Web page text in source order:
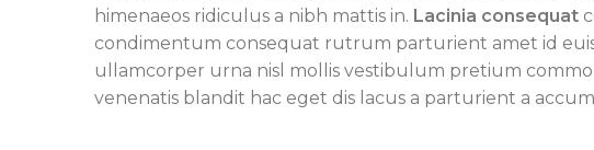
himenaeos ridiculus a nibh mattis in. Lacinia consequat
condimentum consequat rutrum parturient amet id
ullamcorper urna nisl mollis vestibulum pretium
venenatis blandit hac eget dis lacus a parturient a